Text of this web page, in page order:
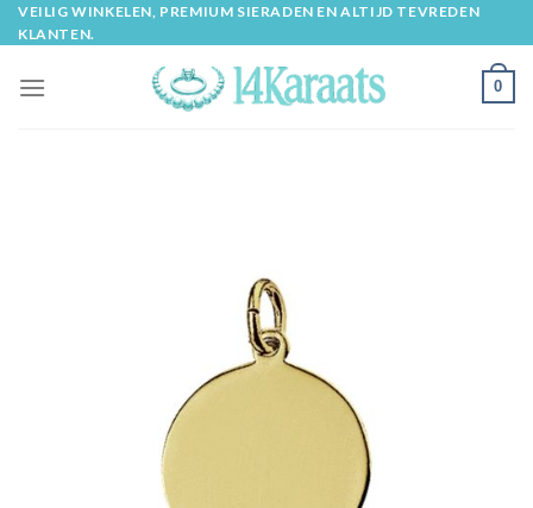
Skip
to
VEILIG WINKELEN, PREMIUM SIERADEN EN ALTIJD TEVREDEN
KLANTEN.
0